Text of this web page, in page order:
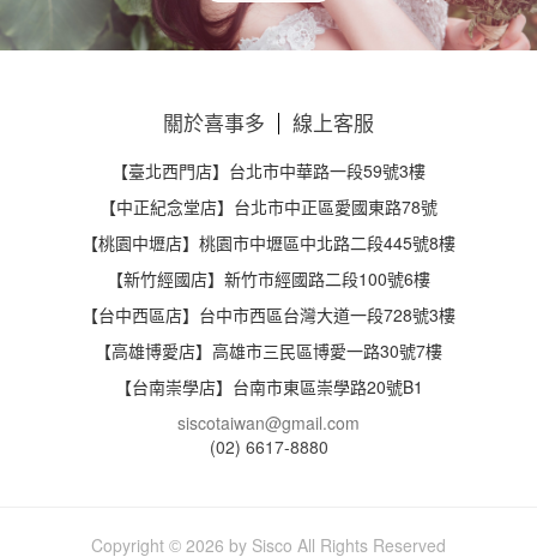
關於喜事多 線上客服
【臺北西門店】台北市中華路一段59號3樓
【中正紀念堂店】台北市中正區愛國東路78號
【桃園中壢店】桃園市中壢區中北路二段445號8樓
【新竹經國店】新竹市經國路二段100號6樓
【台中西區店】台中市西區台灣大道一段728號3樓
【高雄博愛店】高雄市三民區博愛一路30號7樓
【台南崇學店】台南市東區崇學路20號B1
siscotaiwan@gmail.com
(02) 6617-8880
Copyright © 2026 by Sisco All Rights Reserved